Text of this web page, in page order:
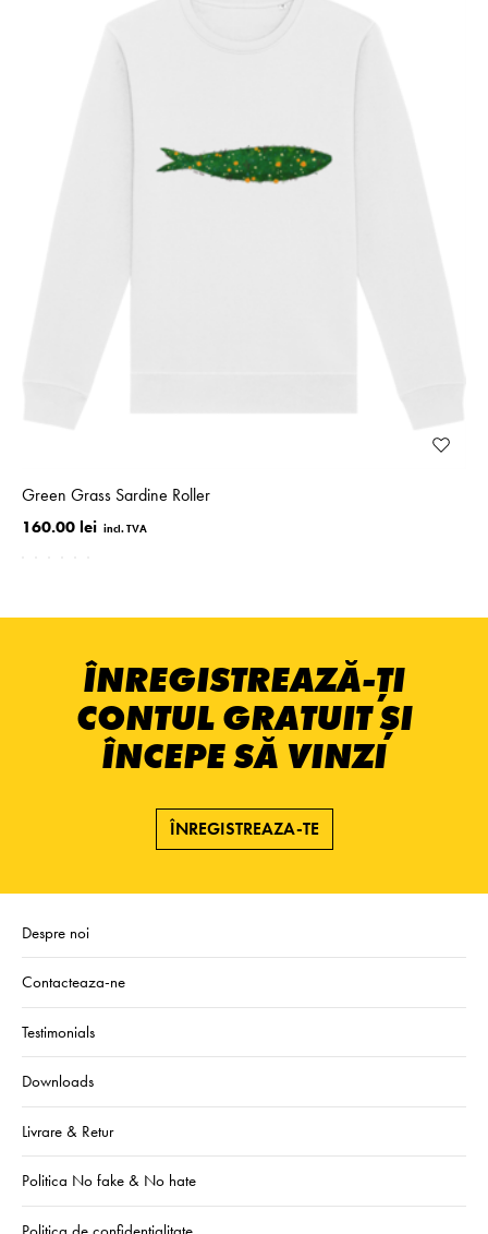
Green Grass Sardine Roller
160.00 lei
ÎNREGISTREAZĂ-ȚI
CONTUL GRATUIT ȘI
ÎNCEPE SĂ VINZI
ÎNREGISTREAZA-TE
Despre noi
Contacteaza-ne
Testimonials
Downloads
Livrare & Retur
Politica No fake & No hate